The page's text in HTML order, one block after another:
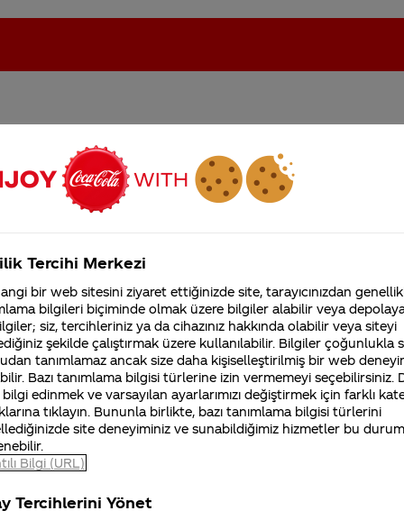
Cola'nın Filistin'de fabr... Coca-Cola’yı kim buldu?
sertifikası almıyor?
içerikleri gıda otoriteleri tarafından
kurum ve kuruluşlarının gerekliliklerine ve gıda
ürettiğimiz tüm ürünler Gıda, Tarım ve
için helal gıda sertifikası için herhangi bir
Coca-Cola Şirketi
merak ettikleriniz.
Fabrikalarımız,
sertifikalarımız, faaliyet
gösterdiğimiz ülkeler,
tarihçemiz ve daha
Tercihi Merkezi
bir web sitesini ziyaret ettiğinizde site, tarayıcınızdan
bilgileri biçiminde olmak üzere bilgiler alabilir veya
siz, tercihleriniz ya da cihazınız hakkında olabilir veya siteyi
şekilde çalıştırmak üzere kullanılabilir. Bilgiler çoğunlukla
tanımlamaz ancak size daha kişiselleştirilmiş bir web
Bazı tanımlama bilgisi türlerine izin vermemeyi seçebilirsiniz.
edinmek ve varsayılan ayarlarımızı değiştirmek için farklı
tıklayın. Bununla birlikte, bazı tanımlama bilgisi türlerini
site deneyiminiz ve sunabildiğimiz hizmetler bu
Bilgi (URL)
Tercihlerini Yönet